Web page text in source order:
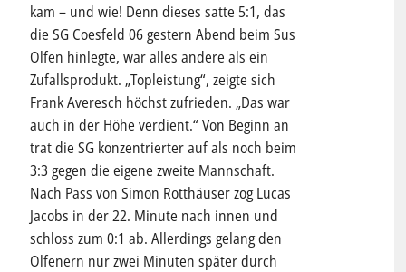
kam – und wie! Denn dieses satte 5:1, das
die SG Coesfeld 06 gestern Abend beim Sus
Olfen hinlegte, war alles andere als ein
Zufallsprodukt. „Topleistung“, zeigte sich
Frank Averesch höchst zufrieden. „Das war
auch in der Höhe verdient.“ Von Beginn an
trat die SG konzentrierter auf als noch beim
3:3 gegen die eigene zweite Mannschaft.
Nach Pass von Simon Rotthäuser zog Lucas
Jacobs in der 22. Minute nach innen und
schloss zum 0:1 ab. Allerdings gelang den
Olfenern nur zwei Minuten später durch